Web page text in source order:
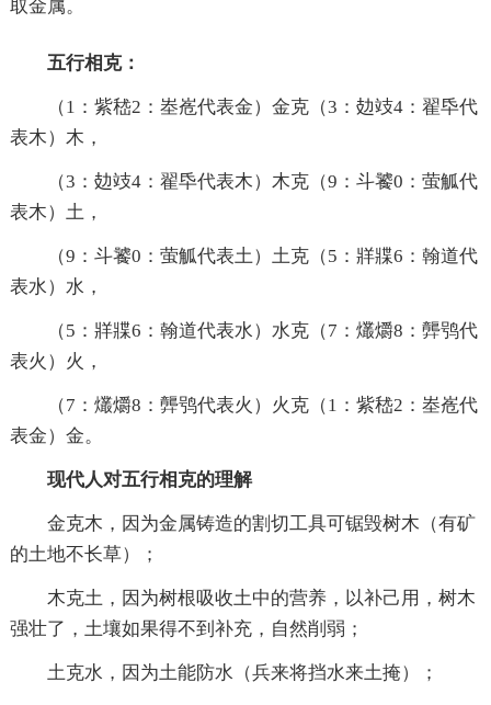
取金属。
五行相克：
（1：紫嵇2：峚峞代表金）金克（3：攰攱4：翟氒代
表木）木，
（3：攰攱4：翟氒代表木）木克（9：斗饕0：萤觚代
表木）土，
（9：斗饕0：萤觚代表土）土克（5：牂牃6：翰道代
表水）水，
（5：牂牃6：翰道代表水）水克（7：爜爝8：龏鸮代
表火）火，
（7：爜爝8：龏鸮代表火）火克（1：紫嵇2：峚峞代
表金）金。
现代人对五行相克的理解
金克木，因为金属铸造的割切工具可锯毁树木（有矿
的土地不长草）；
木克土，因为树根吸收土中的营养，以补己用，树木
强壮了，土壤如果得不到补充，自然削弱；
土克水，因为土能防水（兵来将挡水来土掩）；